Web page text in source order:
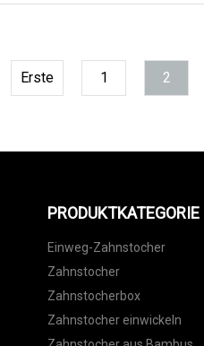
Erste 1 2
PRODUKTKATEGORIE
Einweg-Zahnstocher
Zahnstocher
Zahnstocherbox
Zahnstocher einwickeln